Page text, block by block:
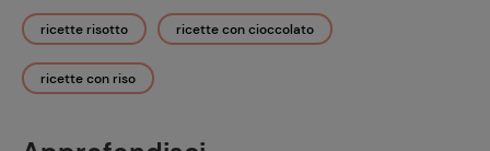
ricette risotto ricette con cioccolato
ricette con riso